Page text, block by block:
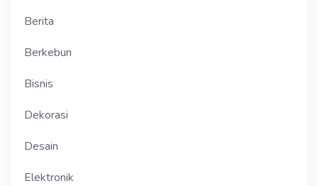
Berita
Berkebun
Bisnis
Dekorasi
Desain
Elektronik